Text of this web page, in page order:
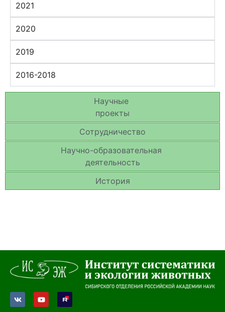
Научные
проекты
Сотрудничество
Научно-образовательная
деятельность
История
2021
2020
2019
2016-2018